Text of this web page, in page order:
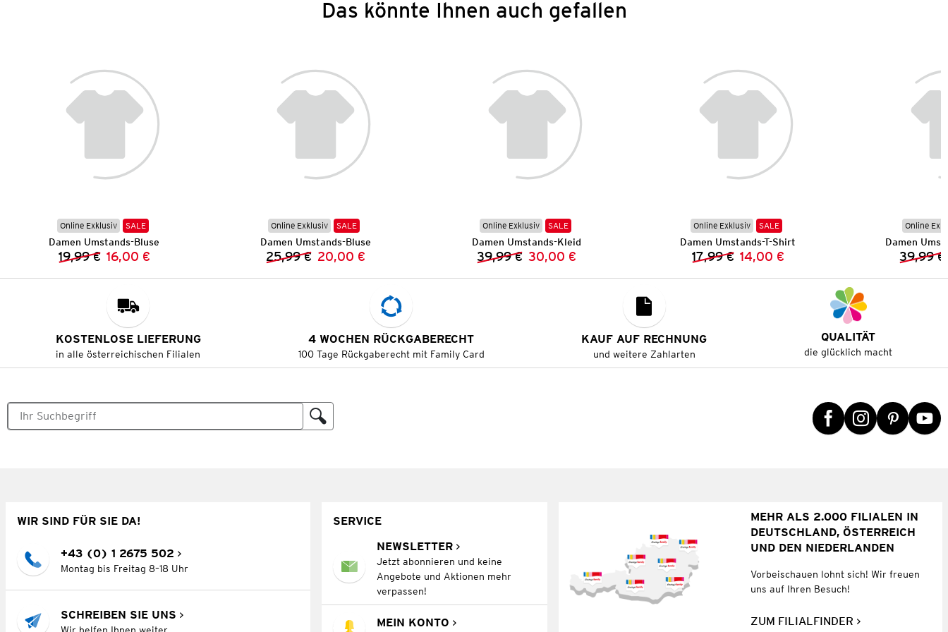
Das könnte Ihnen auch gefallen
Online Exklusiv SALE
Damen Umstands-Bluse
Vorheriger Preis:
19,99 € Neuer Preis:
16,00 €
Online Exklusiv SALE
Damen Umstands-Bluse
Vorheriger Preis:
25,99 € Neuer Preis:
20,00 €
Online Exklusiv SALE
Damen Umstands-Kleid
Vorheriger Preis:
39,99 € Neuer Preis:
30,00 €
Online Exklusiv SALE
Damen Umstands-T-Shirt
Vorheriger Preis:
17,99 € Neuer Preis:
14,00 €
Online
Damen
39,99 €
KOSTENLOSE LIEFERUNG
in alle österreichischen Filialen
4 WOCHEN RÜCKGABERECHT
100 Tage Rückgaberecht mit Family Card
KAUF AUF RECHNUNG
und weitere Zahlarten
QUALITÄT
die glücklich macht
WIR SIND FÜR SIE DA!
+43 (0) 1 2675 502
Montag bis Freitag 8–18 Uhr
SCHREIBEN SIE UNS
SERVICE
NEWSLETTER
Jetzt abonnieren und keine
Angebote und Aktionen mehr
verpassen!
MEIN KONTO
MEHR ALS 2.000 FILIALEN IN
DEUTSCHLAND, ÖSTERREICH
UND DEN NIEDERLANDEN
Vorbeischauen lohnt sich! Wir freuen
uns auf Ihren Besuch!
ZUM FILIALFINDER